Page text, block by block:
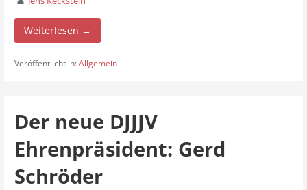
Weiterlesen →
Veröffentlicht in:Allgemein
Der neue DJJJV
Ehrenpräsident: Gerd
Schröder